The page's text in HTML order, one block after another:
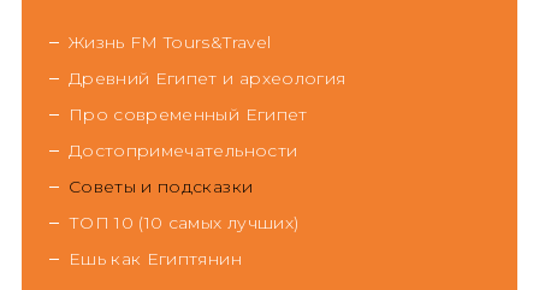
Жизнь FM Tours&Travel
Древний Египет и археология
Про современный Египет
Достопримечательности
Советы и подсказки
ТОП 10 (10 самых лучших)
Ешь как Египтянин